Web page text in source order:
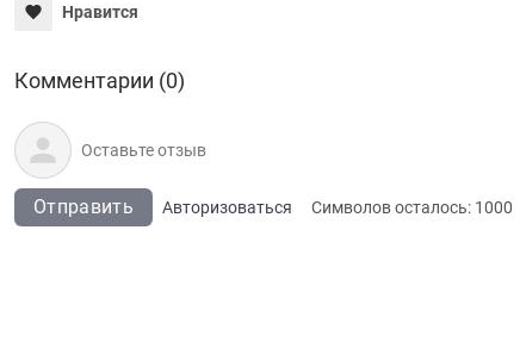
Нравится
Комментарии (0)
Отправить Авторизоваться Символов осталось: 1000